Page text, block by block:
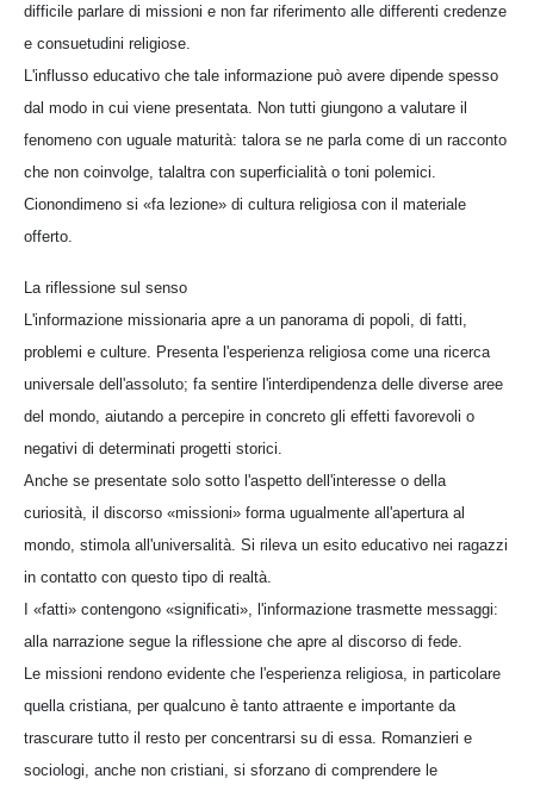
difficile parlare di missioni e non far riferimento alle differenti credenze
e consuetudini religiose.
L'influsso educativo che tale informazione può avere dipende spesso
dal modo in cui viene presentata. Non tutti giungono a valutare il
fenomeno con uguale maturità: talora se ne parla come di un racconto
che non coinvolge, talaltra con superficialità o toni polemici.
Cionondimeno si «fa lezione» di cultura religiosa con il materiale
offerto.
La riflessione sul senso
L'informazione missionaria apre a un panorama di popoli, di fatti,
problemi e culture. Presenta l'esperienza religiosa come una ricerca
universale dell'assoluto; fa sentire l'interdipendenza delle diverse aree
del mondo, aiutando a percepire in concreto gli effetti favorevoli o
negativi di determinati progetti storici.
Anche se presentate solo sotto l'aspetto dell'interesse o della
curiosità, il discorso «missioni» forma ugualmente all'apertura al
mondo, stimola all'universalità. Si rileva un esito educativo nei ragazzi
in contatto con questo tipo di realtà.
I «fatti» contengono «significati», l'informazione trasmette messaggi:
alla narrazione segue la riflessione che apre al discorso di fede.
Le missioni rendono evidente che l'esperienza religiosa, in particolare
quella cristiana, per qualcuno è tanto attraente e importante da
trascurare tutto il resto per concentrarsi su di essa. Romanzieri e
sociologi, anche non cristiani, si sforzano di comprendere le